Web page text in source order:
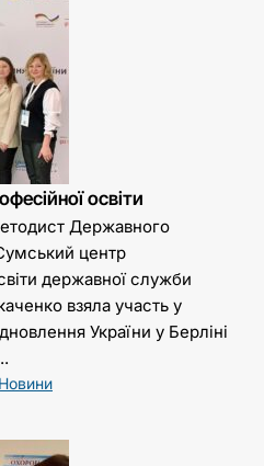
освіти
Державного
центр
державної служби
взяла участь у
України у Берліні
Новини